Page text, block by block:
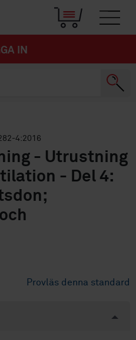
IN
4:2016
- Utrustning
- Del 4:
Provläs denna standard